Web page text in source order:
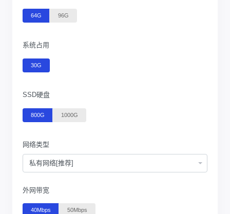
64G 96G
系统占用
30G
SSD硬盘
800G 1000G
网络类型
私有网络[推荐]
外网带宽
40Mbps 50Mbps